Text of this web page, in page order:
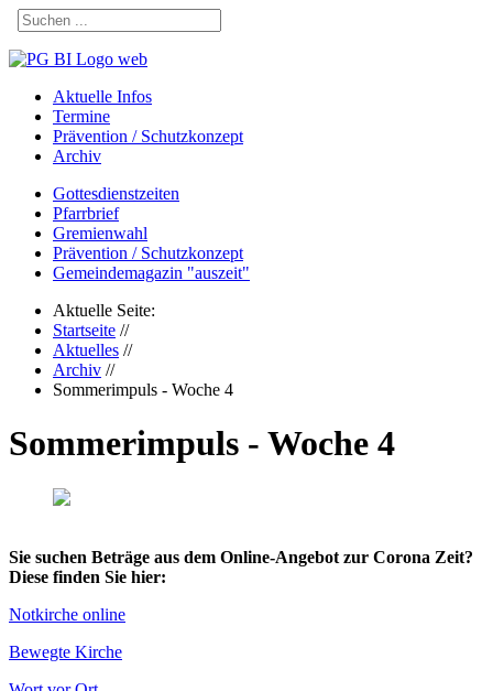
Aktuelle Infos
Termine
Prävention / Schutzkonzept
Archiv
Gottesdienstzeiten
Pfarrbrief
Gremienwahl
Prävention / Schutzkonzept
Gemeindemagazin "auszeit"
Aktuelle Seite:
Startseite //
Aktuelles //
Archiv //
Sommerimpuls - Woche 4
Sommerimpuls - Woche 4
Sie suchen Beträge aus dem Online-Angebot zur Corona Zeit?
Diese finden Sie hier:
Notkirche online
Bewegte Kirche